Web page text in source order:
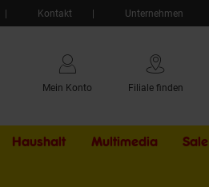
Kontakt Unternehmen
Mein Konto Filiale finden
Haushalt Multimedia Sale